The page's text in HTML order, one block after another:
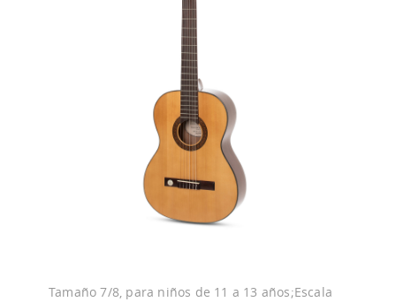
Tamaño 7/8, para niños de 11 a 13 años;Escala